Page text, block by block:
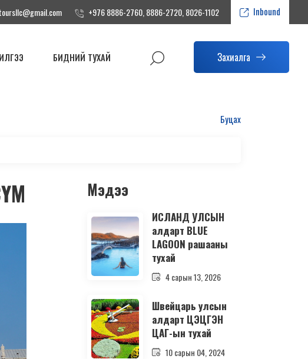
+976 8886-2760, 8886-2720, 8026-1102 Inbound
БИДНИЙ ТУХАЙ Захиалга
Буцах
Мэдээ
ИСЛАНД УЛСЫН
алдарт BLUE
LAGOON рашааны
тухай
4 сарын 13, 2026
Швейцарь улсын
алдарт ЦЭЦГЭН
ЦАГ-ын тухай
10 сарын 04, 2024